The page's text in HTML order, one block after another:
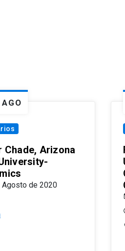
AGO
Chade, Arizona
Agosto de 2020